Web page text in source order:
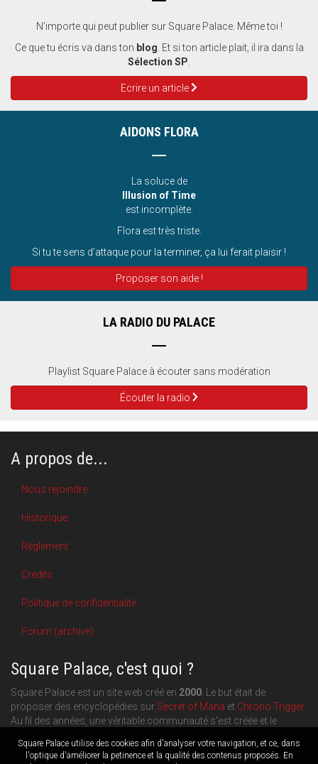
Square Palace utilise des cookies afin d'analyser votre navigation, et ce, dans
l'optique d'améliorer la petinence et la qualité des contenus proposés. En
N'importe qui peut publier sur Square Palace. Même toi !
Ce que tu écris va dans ton blog . Et si ton article plait, il ira dans la
Sélection SP
Ecrire un article
AIDONS FLORA
La soluce de
Illusion of Time
est incomplète.
Flora est très triste.
Si tu te sens d’attaque pour la terminer, ça lui ferait plaisir !
Proposer son aide !
LA RADIO DU PALACE
Playlist Square Palace à écouter sans modération
Écouter la radio
A propos de...
Nous rejoindre
Historique
Règlement
Crédits
Politique de confidentialité
Forum (archive)
Square Palace, c'est quoi ?
Square Palace est un site web créé en 2000 . Le but était de
proposer des encyclopédies sur Secret of Mana et Chrono Trigger.
Au fil des années, une véritable communauté s'est créée et le
Aujourd'hui, Square Palace c'est aussi une plateforme de blogging